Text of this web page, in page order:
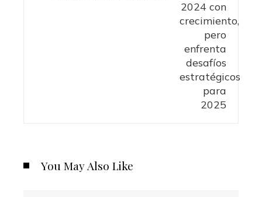
You May Also Like